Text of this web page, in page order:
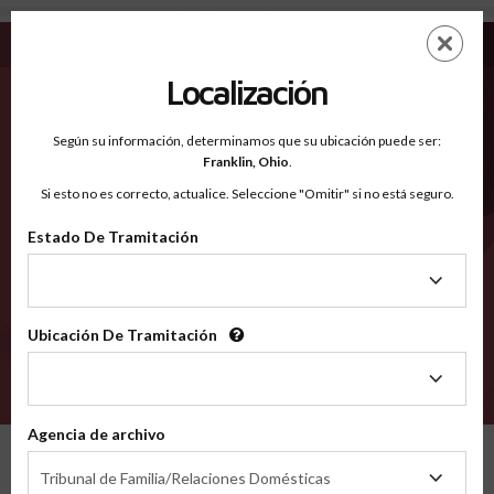
Pope AR - Condados Reconocidos
EN
Condados Reconocidos
2600
Localización
Según su información, determinamos que su ubicación puede ser:
Franklin, Ohio.
Si esto no es correcto, actualice. Seleccione "Omitir" si no está seguro.
Estado De Tramitación
Tramitación
Ubicación De Tramitación
Tramitación
Agencia de archivo
Tribunal de Familia/Relaciones Domésticas
de